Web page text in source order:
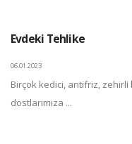
Evdeki Tehlike
06.01.2023
Birçok kedici, antifriz, zehirli
dostlarımıza ...